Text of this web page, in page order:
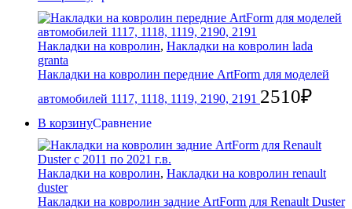
Накладки на ковролин, Накладки на ковролин lada
granta
Накладки на ковролин передние ArtForm для моделей
автомобилей 1117, 1118, 1119, 2190, 2191 2510₽
В корзинуСравнение
Накладки на ковролин, Накладки на ковролин renault
duster
Накладки на ковролин задние ArtForm для Renault Duster